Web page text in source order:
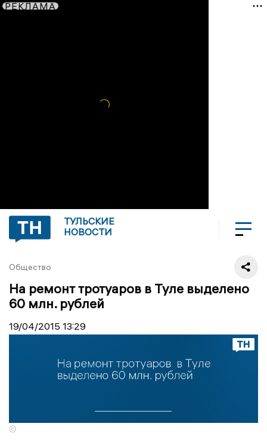
РЕКЛАМА
ТУЛЬСКИЕ
НОВОСТИ
Общество
На ремонт тротуаров в Туле выделено
60 млн. рублей
19/04/2015 13:29
©